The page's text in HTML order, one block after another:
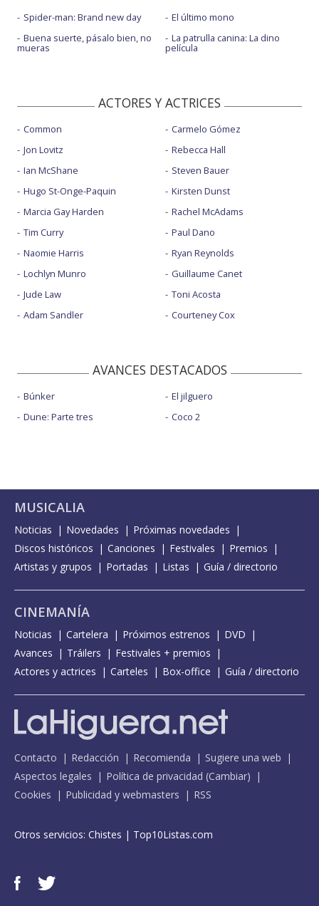
Spider-man: Brand new day
Buena suerte, pásalo bien, no
mueras
El último mono
La patrulla canina: La dino
película
ACTORES Y ACTRICES
Common
Jon Lovitz
Ian McShane
Hugo St-Onge-Paquin
Marcia Gay Harden
Tim Curry
Naomie Harris
Lochlyn Munro
Jude Law
Adam Sandler
Carmelo Gómez
Rebecca Hall
Steven Bauer
Kirsten Dunst
Rachel McAdams
Paul Dano
Ryan Reynolds
Guillaume Canet
Toni Acosta
Courteney Cox
AVANCES DESTACADOS
Búnker
Dune: Parte tres
El jilguero
Coco 2
MUSICALIA
Noticias Novedades
Próximas novedades
Discos históricos
Canciones Festivales
Premios
Artistas y grupos
Portadas Listas Guía / directorio
CINEMANÍA
Noticias Cartelera Próximos estrenos
DVD
Avances
Tráilers
Festivales + premios
Actores y actrices
Carteles Box-office Guía / directorio
Contacto Redacción Recomienda
Sugiere una web
Aspectos legales
Política de privacidad (Cambiar)
Cookies
Publicidad y webmasters RSS
Otros servicios: Chistes | Top10Listas.com